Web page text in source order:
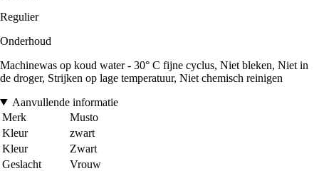
Regulier
Onderhoud
Machinewas op koud water - 30° C fijne cyclus, Niet bleken, Niet in
de droger, Strijken op lage temperatuur, Niet chemisch reinigen
Aanvullende informatie
Merk
Musto
Kleur
zwart
Kleur
Zwart
Geslacht
Vrouw